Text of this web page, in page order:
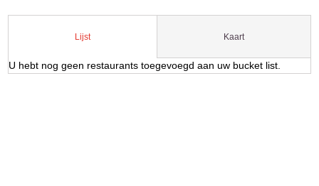
Lijst Kaart
U hebt nog geen restaurants toegevoegd aan uw bucket list.